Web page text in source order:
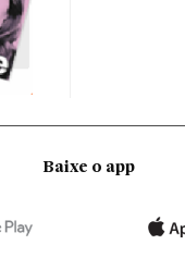
Baixe o app